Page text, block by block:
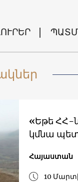
«Եթե ՀՀ-
կմնա
Հայաստան
10